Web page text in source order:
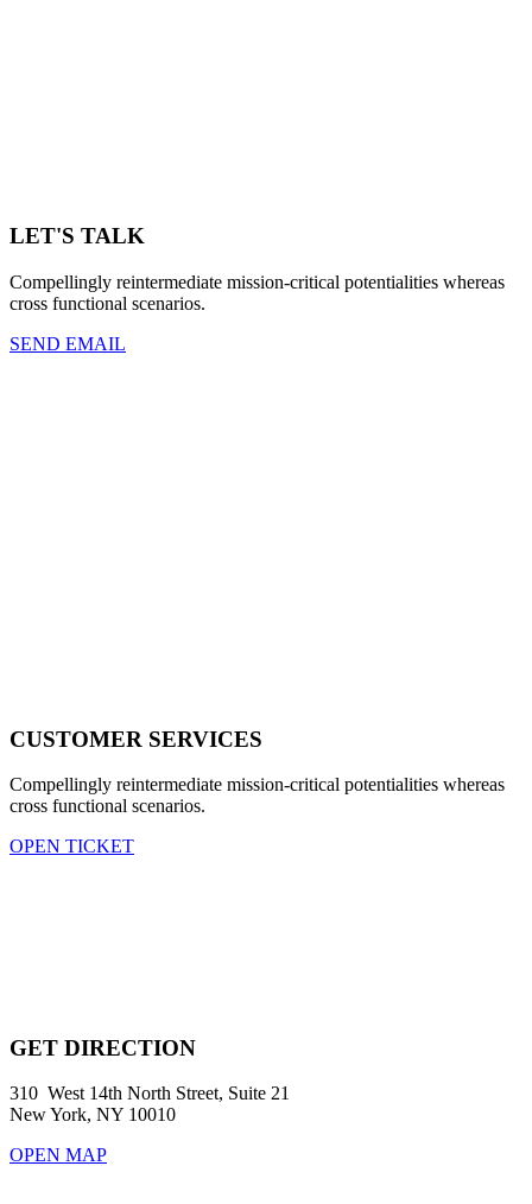
LET'S TALK
Compellingly reintermediate mission-critical potentialities whereas
cross functional scenarios.
SEND EMAIL
CUSTOMER SERVICES
Compellingly reintermediate mission-critical potentialities whereas
cross functional scenarios.
OPEN TICKET
GET DIRECTION
310 West 14th North Street, Suite 21
New York, NY 10010
OPEN MAP